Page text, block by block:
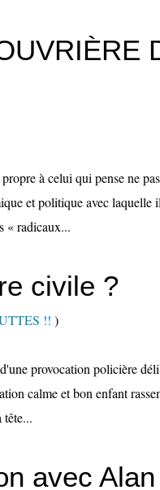
à celui qui pense ne
et politique avec laquelle
« radicaux...
civile ?
!! )
provocation policière
calme et bon enfant
tête...
avec Alan